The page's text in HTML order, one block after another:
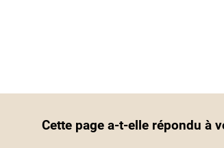
Cette page a-t-elle répondu à